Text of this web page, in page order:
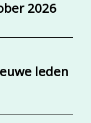
2026
leden